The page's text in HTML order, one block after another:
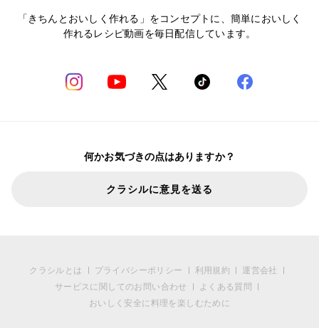
「きちんとおいしく作れる」をコンセプトに、簡単においしく
作れるレシピ動画を毎日配信しています。
何かお気づきの点はありますか？
クラシルに意見を送る
クラシルとは プライバシーポリシー 利用規約
運営会社
サービスに関してのお問い合わせ
よくある質問
おいしく安全に料理を楽しむために